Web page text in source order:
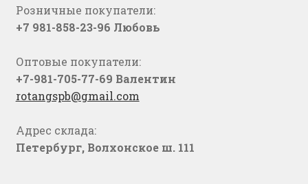
Розничные покупатели:
+7 981-858-23-96 Любовь
Оптовые покупатели:
+7-981-705-77-69 Валентин
rotangspb@gmail.com
Адрес склада:
Петербург, Волхонское ш. 111